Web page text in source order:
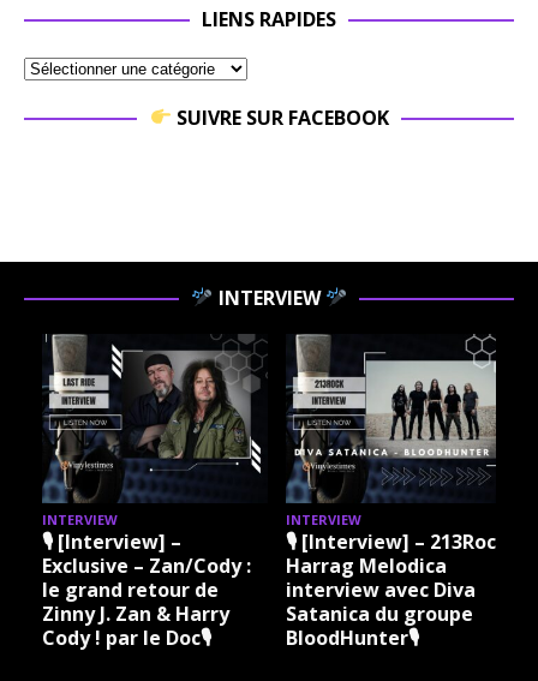
LIENS RAPIDES
SUIVRE SUR FACEBOOK
INTERVIEW
INTERVIEW
🎙 [Interview] –
Exclusive – Zan/Cody :
le grand retour de
Zinny J. Zan & Harry
Cody ! par le Doc🎙
INTERVIEW
🎙 [Interview] – 213Rock
Harrag Melodica
interview avec Diva
Satanica du groupe
BloodHunter🎙